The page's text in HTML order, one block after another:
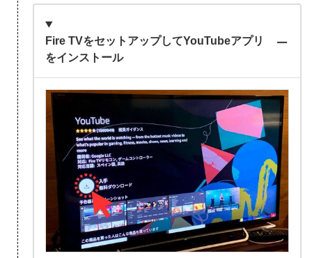
Fire TVをセットアップしてYouTubeアプリ
をインストール